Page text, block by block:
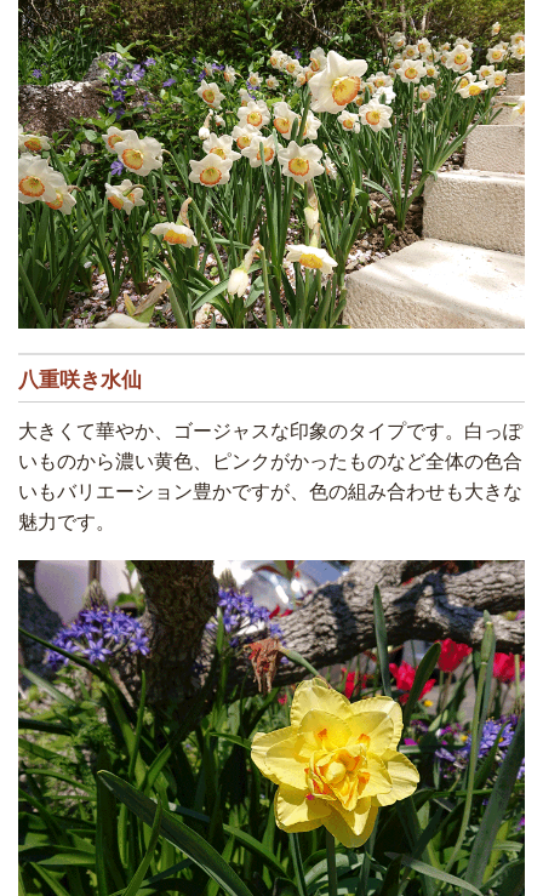
八重咲き水仙
大きくて華やか、ゴージャスな印象のタイプです。白っぽ
いものから濃い黄色、ピンクがかったものなど全体の色合
いもバリエーション豊かですが、色の組み合わせも大きな
魅力です。